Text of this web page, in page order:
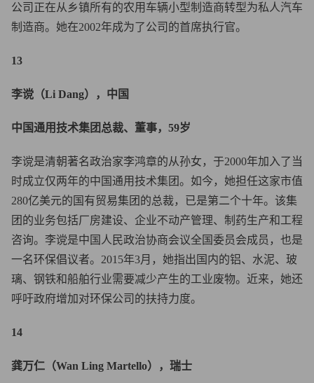
公司正在从乡镇所有的农用车辆小型制造商转型为私人汽车
制造商。她在2002年成为了公司的首席执行官。
13
李谠（Li Dang），中国
中国通用技术集团总裁、董事，59岁
李谠是清朝著名政治家李鸿章的从孙女，于2000年加入了当
时成立仅两年的中国通用技术集团。如今，她担任这家市值
280亿美元的国有贸易集团的总裁，已是第二个十年。该集
团的业务包括厂房建设、企业不动产管理、制药生产和工程
咨询。李谠是中国人民政治协商会议全国委员会成员，也是
一名环保倡议者。2015年3月，她指出国内的铝、水泥、玻
璃、钢铁和船舶行业需要减少产生的工业废物。近来，她还
呼吁政府增加对环保公司的扶持力度。
14
龚万仁（Wan Ling Martello），瑞士